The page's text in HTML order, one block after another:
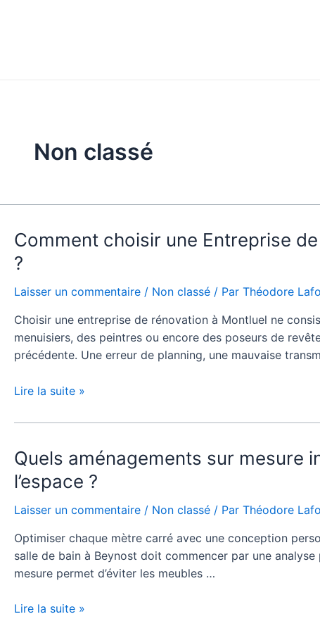
Non classé
Comment choisir une Entreprise
?
Laisser un commentaire / Non classé / Par Théodore
Choisir une entreprise de rénovation à Montluel ne
menuisiers, des peintres ou encore des poseurs de
précédente. Une erreur de planning, une mauvaise
Comment
choisir
une
Entreprise
rénovation
à
Montluel
de
corps
de
?
Lire la suite »
Quels aménagements sur mesure
l’espace ?
Laisser un commentaire / Non classé / Par Théodore
Optimiser chaque mètre carré avec une conception
salle de bain à Beynost doit commencer par une
mesure permet d’éviter les meubles …
Quels
aménagements
sur
mesure
dans
une
rénovation
de
Lire la suite »